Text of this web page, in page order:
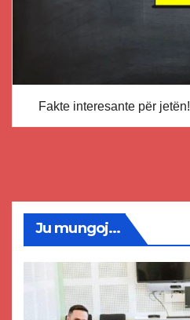
Fakte interesante për jetën!
Ju mungoj...